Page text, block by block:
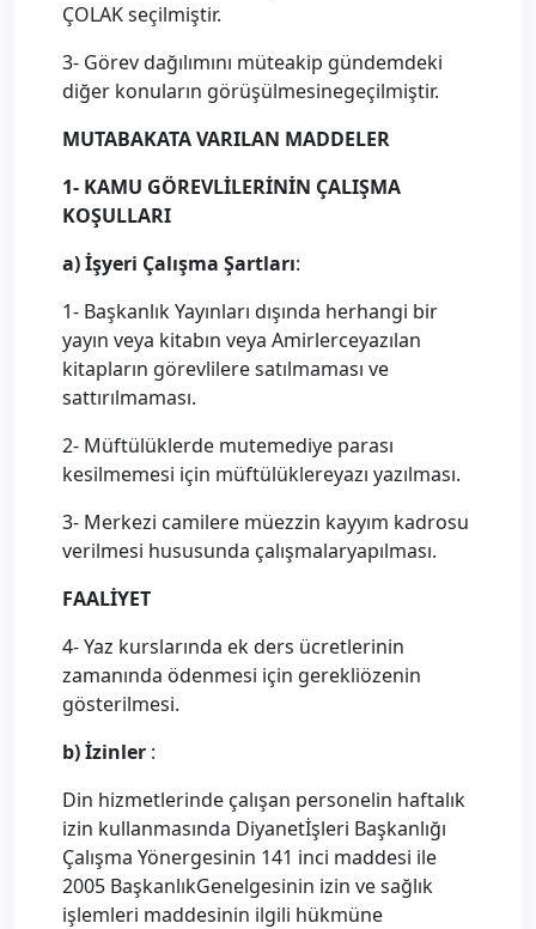
ÇOLAK seçilmiştir.
3- Görev dağılımını müteakip gündemdeki
diğer konuların görüşülmesinegeçilmiştir.
MUTABAKATA VARILAN MADDELER
1- KAMU GÖREVLİLERİNİN ÇALIŞMA
KOŞULLARI
a) İşyeri Çalışma Şartları:
1- Başkanlık Yayınları dışında herhangi bir
yayın veya kitabın veya Amirlerceyazılan
kitapların görevlilere satılmaması ve
sattırılmaması.
2- Müftülüklerde mutemediye parası
kesilmemesi için müftülüklereyazı yazılması.
3- Merkezi camilere müezzin kayyım kadrosu
verilmesi hususunda çalışmalaryapılması.
FAALİYET
4- Yaz kurslarında ek ders ücretlerinin
zamanında ödenmesi için gerekliözenin
gösterilmesi.
b) İzinler :
Din hizmetlerinde çalışan personelin haftalık
izin kullanmasında Diyanetİşleri Başkanlığı
Çalışma Yönergesinin 141 inci maddesi ile
2005 BaşkanlıkGenelgesinin izin ve sağlık
işlemleri maddesinin ilgili hükmüne